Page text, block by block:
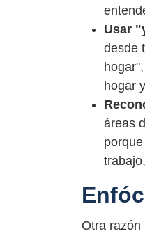
Usar
desde
hogar
áreas
Otra